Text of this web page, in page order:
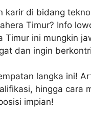
karir di bidang
Timur? Info
Timur ini mungkin
dan ingin
langka ini!
hingga cara
impian!